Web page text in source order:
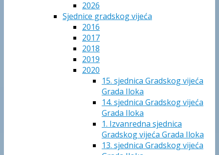
2026
Sjednice gradskog vijeća
2016
2017
2018
2019
2020
15. sjednica Gradskog vijeća
Grada Iloka
14. sjednica Gradskog vijeća
Grada Iloka
1. Izvanredna sjednica
Gradskog vijeća Grada Iloka
13. sjednica Gradskog vijeća